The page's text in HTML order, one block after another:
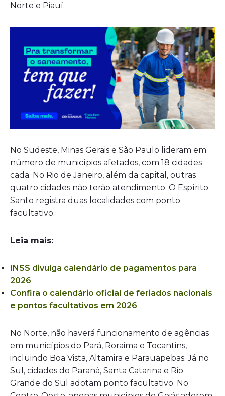
Norte e Piauí.
No Sudeste, Minas Gerais e São Paulo lideram em
número de municípios afetados, com 18 cidades
cada. No Rio de Janeiro, além da capital, outras
quatro cidades não terão atendimento. O Espírito
Santo registra duas localidades com ponto
facultativo.
Leia mais:
INSS divulga calendário de pagamentos para
2026
Confira o calendário oficial de feriados nacionais
e pontos facultativos em 2026
No Norte, não haverá funcionamento de agências
em municípios do Pará, Roraima e Tocantins,
incluindo Boa Vista, Altamira e Parauapebas. Já no
Sul, cidades do Paraná, Santa Catarina e Rio
Grande do Sul adotam ponto facultativo. No